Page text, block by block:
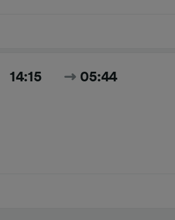
14:15 05:44